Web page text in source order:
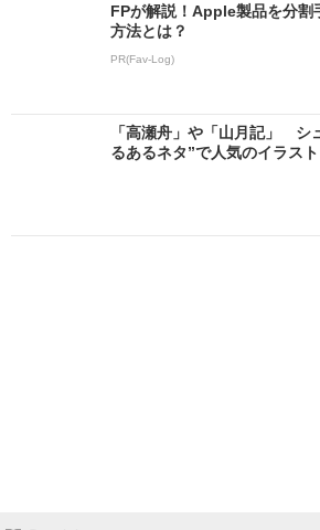
FPが解説！Apple製品を分割
方法とは？
PR(Fav-Log)
「高瀬舟」や「山月記」 シ
るあるネタ”で人気のイラス